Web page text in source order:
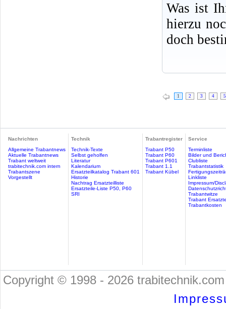
Was ist
hierzu
doch
1 2 3 4 5
Nachrichten
Allgemeine Trabantnews
Aktuelle Trabantnews
Trabant weltweit
trabitechnik.com intern
Trabantszene
Vorgestellt
Technik
Technik-Texte
Selbst geholfen
Literatur
Kalendarium
Ersatzteilkatalog Trabant 601
Historie
Nachtrag Ersatzteilliste
Ersatzteile-Liste P50, P60
SRI
Trabantregister
Trabant P50
Trabant P60
Trabant P601
Trabant 1.1
Trabant Kübel
Service
Terminliste
Bilder und
Clubliste
Trabantstatistik
Linkliste
Impressum/
Trabantwitze
Trabant
Trabantkosten
Copyright © 1998 - 2026